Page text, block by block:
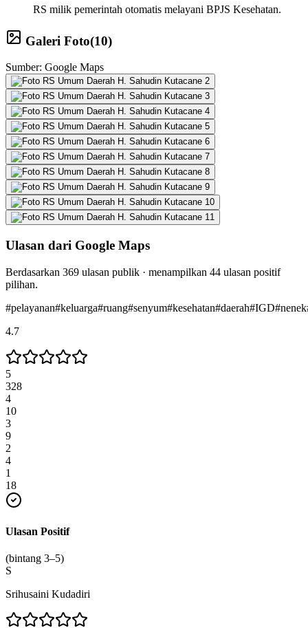
RS milik pemerintah otomatis melayani BPJS Kesehatan.
Galeri Foto(10)
Sumber: Google Maps
Ulasan dari Google Maps
Berdasarkan 369 ulasan publik · menampilkan 44 ulasan positif
pilihan.
#pelayanan#keluarga#ruang#senyum#kesehatan#daerah#IGD#nenek
4.7
5
328
4
10
3
9
2
4
1
18
Ulasan Positif
(bintang 3–5)
S
Srihusaini Kudadiri